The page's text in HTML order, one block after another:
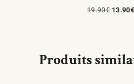
19.90€ 13.90€
Produits